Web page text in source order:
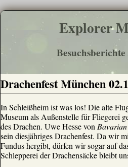
Explorer
Drachenfest München
In Schleißheim ist was los! Die alte
Museum als Außenstelle für Fliegerei
des Drachen. Uwe Hesse von
sein diesjähriges Drachenfest. Da wir
Fundus hergibt, dürfen wir sogar auf
Schlepperei der Drachensäcke bleibt